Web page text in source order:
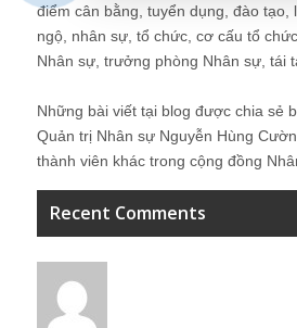
điểm cân bằng, tuyển dụng, đào
ngộ, nhân sự, tổ chức, cơ cấu tổ
Nhân sự, trưởng phòng Nhân sự, tái
Những bài viết tại blog được chia sẻ
Quản trị Nhân sự Nguyễn Hùng
thành viên khác trong cộng đồng
Recent Comments